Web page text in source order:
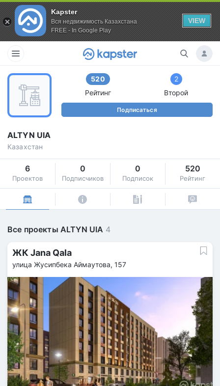
Kapster
Вся недвижимость Казахстана
FREE - In Google Play
VIEW
520
Рейтинг
2
Второй
Подписаться
ALTYN UIA
Казахстан
6
Проектов
0
Подписчиков
0
Подписок
520
Рейтинг
Все проекты ALTYN UIA 4
ЖК Jana Qala
улица Жусипбека Аймаутова, 157